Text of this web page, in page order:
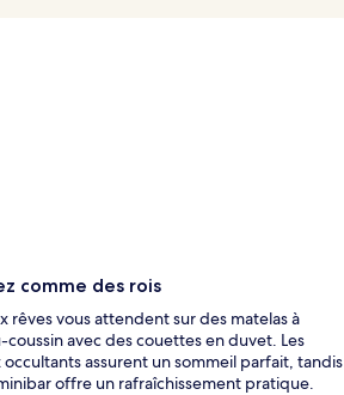
comme des rois
rêves vous attendent sur des matelas à
coussin avec des couettes en duvet. Les
occultants assurent un sommeil parfait, tandis
offre un rafraîchissement pratique.